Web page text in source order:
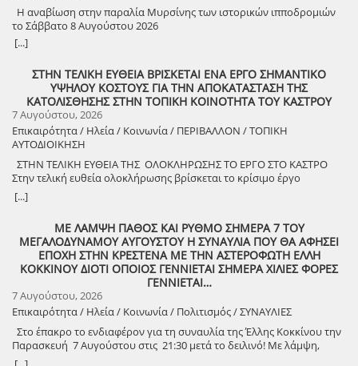
Η αναβίωση στην παραλία Μυρσίνης των ιστορικών ιπποδρομιών
το Σάββατο 8 Αυγούστου 2026
[...]
ΣΤΗΝ ΤΕΛΙΚΗ ΕΥΘΕΙΑ ΒΡΙΣΚΕΤΑΙ ΕΝΑ ΕΡΓΟ ΣΗΜΑΝΤΙΚΟ
ΥΨΗΛΟΥ ΚΟΣΤΟΥΣ ΓΙΑ ΤΗΝ ΑΠΟΚΑΤΑΣΤΑΣΗ ΤΗΣ
ΚΑΤΟΛΙΣΘΗΣΗΣ ΣΤΗΝ ΤΟΠΙΚΗ ΚΟΙΝΟΤΗΤΑ ΤΟΥ ΚΑΣΤΡΟΥ
7 Αυγούστου, 2026
Επικαιρότητα / Ηλεία / Κοινωνία / ΠΕΡΙΒΑΛΛΟΝ / ΤΟΠΙΚΗ
ΑΥΤΟΔΙΟΙΚΗΣΗ
ΣΤΗΝ ΤΕΛΙΚΗ ΕΥΘΕΙΑ ΤΗΣ ΟΛΟΚΛΗΡΩΣΗΣ ΤΟ ΕΡΓΟ ΣΤΟ ΚΑΣΤΡΟ
Στην τελική ευθεία ολοκλήρωσης βρίσκεται το κρίσιμο έργο
αποκατάστασης της κατολίσθησης στην Τ.Κ. Κάστρου,
προϋπολογισμού 1,25 εκατομμυρίων ευρώ. Έπειτα από αυτοψία που
Λέντζας, μαζί με κλιμάκιο της Τεχνικής Υπηρεσίας και εκπροσώπους
της δημοτικής αρχής, διαπιστώθηκε πως οι παρεμβάσεις προχωρούν
άμεσα και αυστηρά εντός των χρονοδιαγραμμάτων. ​Το έργο
χρηματοδοτείται από το Εθνικό Πρόγραμμα Ανάπτυξης και στο
πλαίσιο των εξειδικευμένων εργασιών πραγματοποιήθηκαν
εκσκαφές για την απομάκρυνση των χαλαρών εδαφών,
κατασκευάστηκε ισχυρός τοίχος αντιστήριξης και τοποθετήθηκε
γεωύφασμα οπλισμένης γης, και συρματοκιβώτια καθώς και
οπλισμένο επίχωμα με ειδικό κοκκώδες υλικό. ​Ο Δήμαρχος Γιάννης
Λέντζας δήλωσε ικανοποιημένος από την εξέλιξη των εργασιών,
[...]
ΜΕ ΛΑΜΨΗ ΠΑΘΟΣ ΚΑΙ ΡΥΘΜΟ ΣΗΜΕΡΑ 7 ΤΟΥ
ΜΕΓΑΛΟΔΥΝΑΜΟΥ ΑΥΓΟΥΣΤΟΥ Η ΣΥΝΑΥΛΙΑ ΠΟΥ ΘΑ ΑΦΗΣΕΙ
ΕΠΟΧΗ ΣΤΗΝ ΚΡΕΣΤΕΝΑ ΜΕ ΤΗΝ ΑΣΤΕΡΟΦΩΤΗ ΕΛΛΗ
ΚΟΚΚΙΝΟΥ ΔΙΟΤΙ ΟΠΟΙΟΣ ΓΕΝΝΙΕΤΑΙ ΣΗΜΕΡΑ ΧΙΛΙΕΣ ΦΟΡΕΣ
ΓΕΝΝΙΕΤΑΙ…
7 Αυγούστου, 2026
Επικαιρότητα / Ηλεία / Κοινωνία / Πολιτισμός / ΣΥΝΑΥΛΙΕΣ
Στο έπακρο το ενδιαφέρον για τη συναυλία της Έλλης Κοκκίνου την
Παρασκευή 7 Αυγούστου στις 21:30 μετά το δειλινό! Με λάμψη,
πάθος και ρυθμό! Στο χώρο Γιορτής Σταφίδας Κρεστένων με